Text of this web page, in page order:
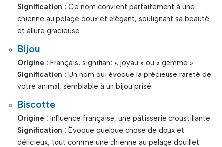
Signification : Ce nom convient parfaitement à une
chienne au pelage doux et élégant, soulignant sa beauté
et allure gracieuse.
Bijou
Origine : Français, signifiant « joyau » ou « gemme ».
Signification : Un nom qui évoque la précieuse rareté de
votre animal, semblable à un bijou prisé.
Biscotte
Origine : Influence française, une pâtisserie croustillante.
Signification : Évoque quelque chose de doux et
délicieux, tout comme une chienne au pelage douillet.